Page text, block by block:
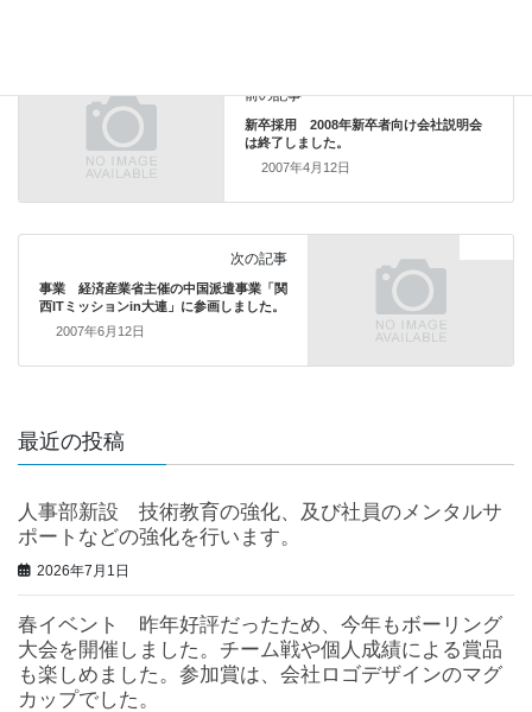
前の記事
新卒採用 2008年新卒者向け会社説明会
は終了しました。
2007年4月12日
次の記事
事業 経済産業省主催の中国派遣事業「関
西ITミッションin大連」に参画しました。
2007年6月12日
最近の投稿
人事部新設 技術教育の強化、及び社員のメンタルサ
ポートなどの強化を行います。
2026年7月1日
春イベント 昨年好評だったため、今年もボーリング
大会を開催しました。チーム戦や個人成績による賞品
も楽しめました。参加賞は、会社ロゴデザインのマグ
カップでした。